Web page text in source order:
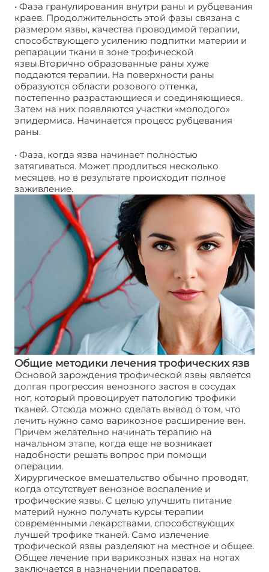
• Фаза гранулирования внутри раны и рубцевания
краев. Продолжительность этой фазы связана с
размером язвы, качества проводимой терапии,
способствующего усилению подпитки материи и
репарации ткани в зоне трофической
язвы.Вторично образованные раны хуже
поддаются терапии. На поверхности раны
образуются области розового оттенка,
постепенно разрастающиеся и соединяющиеся.
Затем на них появляются участки «молодого»
эпидермиса. Начинается процесс рубцевания
раны.
• Фаза, когда язва начинает полностью
затягиваться. Может продлиться несколько
месяцев, но в результате происходит полное
заживление.
Общие методики лечения трофических язв
Основой зарождения трофической язвы является
долгая прогрессия венозного застоя в сосудах
ног, который провоцирует патологию трофики
тканей. Отсюда можно сделать вывод о том, что
лечить нужно само варикозное расширение вен.
Причем желательно начинать терапию на
начальном этапе, когда еще не возникает
надобности решать вопрос при помощи
операции.
Хирургическое вмешательство обычно проводят,
когда отсутствует венозное воспаление и
трофические язвы. С целью улучшить питание
материй нужно получать курсы терапии
современными лекарствами, способствующих
лучшей трофике тканей. Само излечение
трофической язвы разделяют на местное и общее.
Общее лечение при варикозных язвах на ногах
заключается в назначении препаратов,